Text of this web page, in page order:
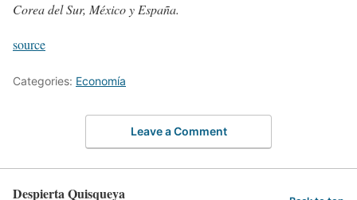
Corea del Sur, México y España.
source
Categories: Economía
Leave a Comment
Despierta Quisqueya